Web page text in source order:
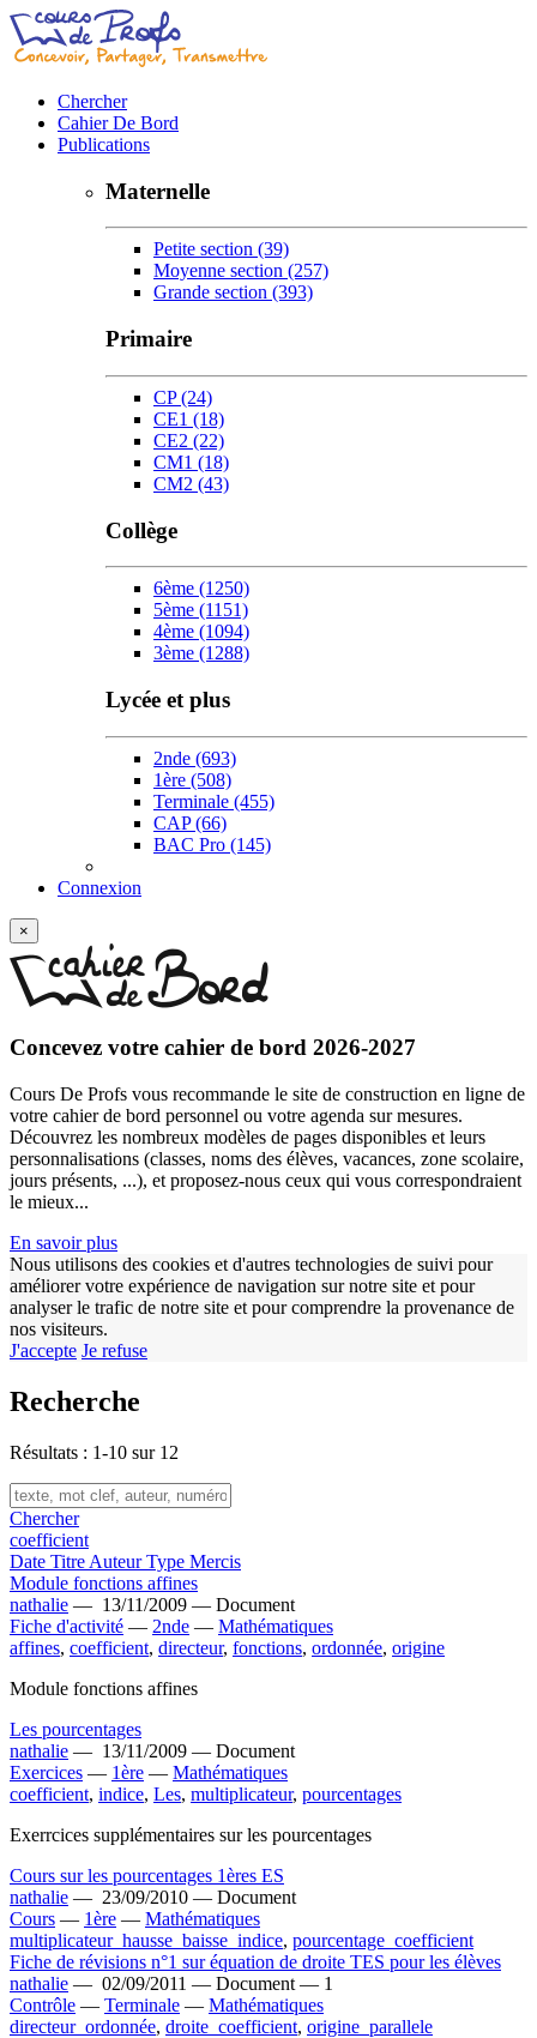
Chercher
Cahier De Bord
Publications
Maternelle
Petite section (39)
Moyenne section (257)
Grande section (393)
Primaire
CP(24)
CE1 (18)
CE2 (22)
CM1 (18)
CM2 (43)
Collège
6ème (1250)
5ème (1151)
4ème (1094)
3ème (1288)
Lycée et plus
2nde (693)
1ère (508)
Terminale (455)
CAP(66)
BAC Pro (145)
Connexion
×
Concevez votre cahier de bord 2026-2027
Cours De Profs vous recommande le site de construction en ligne de
votre cahier de bord personnel ou votre agenda sur mesures.
Découvrez les nombreux modèles de pages disponibles et leurs
personnalisations (classes, noms des élèves, vacances, zone scolaire,
jours présents, ...), et proposez-nous ceux qui vous correspondraient
le mieux...
En savoir plus
Nous utilisons des cookies et d'autres technologies de suivi pour
améliorer votre expérience de navigation sur notre site et pour
analyser le trafic de notre site et pour comprendre la provenance de
nos visiteurs.
J'accepte Je refuse
Recherche
Résultats : 1-10 sur 12
Chercher
coefficient
Date Titre AuteurType Mercis
Module fonctions affines
nathalie — 13/11/2009 — Document
Fiche d'activité — 2nde — Mathématiques
affines, coefficient, directeur, fonctions, ordonnée, origine
Module fonctions affines
Les pourcentages
nathalie — 13/11/2009 — Document
Exercices — 1ère — Mathématiques
coefficient, indice, Les, multiplicateur, pourcentages
Exerrcices supplémentaires sur les pourcentages
Cours sur les pourcentages 1ères ES
nathalie — 23/09/2010 — Document
Cours — 1ère — Mathématiques
multiplicateur_hausse_baisse_indice, pourcentage_coefficient
Fiche de révisions n°1 sur équation de droite TES pour les élèves
nathalie — 02/09/2011 — Document — 1
Contrôle — Terminale — Mathématiques
directeur_ordonnée, droite_coefficient, origine_parallele